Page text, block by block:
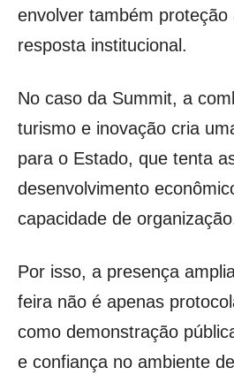
envolver também proteção
resposta institucional.
No caso da Summit, a
turismo e inovação cria
para o Estado, que tenta
desenvolvimento
capacidade de
Por isso, a presença
feira não é apenas
como demonstração
e confiança no ambiente